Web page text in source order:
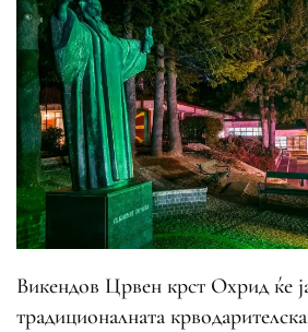
Викендов Црвен крст Охрид ќе
традиционалната